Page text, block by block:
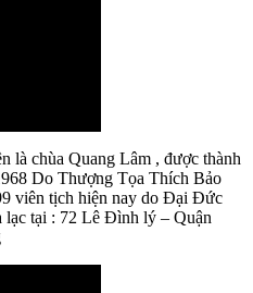
là chùa Quang Lâm , được thành
Do Thượng Tọa Thích Bảo
viên tịch hiện nay do Đại Đức
tại : 72 Lê Đình lý – Quận